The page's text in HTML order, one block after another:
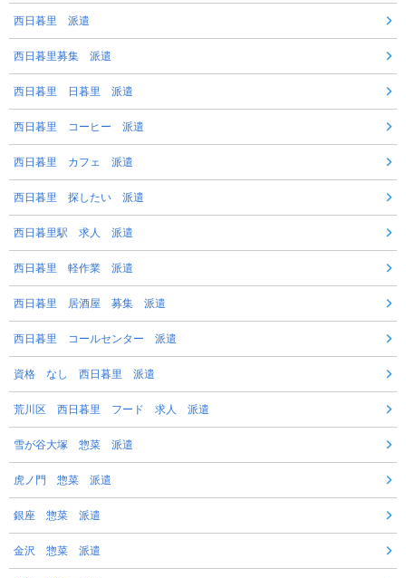
西日暮里 派遣
西日暮里募集 派遣
西日暮里 日暮里 派遣
西日暮里 コーヒー 派遣
西日暮里 カフェ 派遣
西日暮里 探したい 派遣
西日暮里駅 求人 派遣
西日暮里 軽作業 派遣
西日暮里 居酒屋 募集 派遣
西日暮里 コールセンター 派遣
資格 なし 西日暮里 派遣
荒川区 西日暮里 フード 求人 派遣
雪が谷大塚 惣菜 派遣
虎ノ門 惣菜 派遣
銀座 惣菜 派遣
金沢 惣菜 派遣